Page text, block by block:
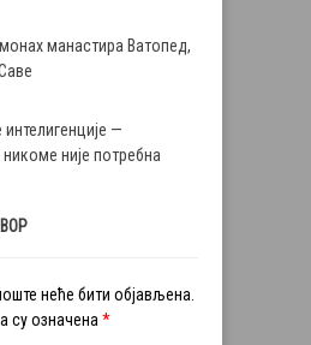
манастира Ватопед,
—
никоме није потребна
неће бити објављена.
су означена *